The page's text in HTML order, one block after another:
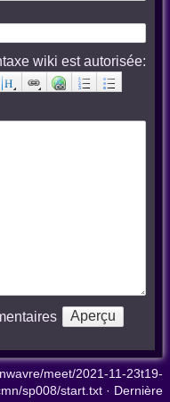
wiki est autorisée:
meet/2021-11-23t19-
sp008/start.txt · Dernière